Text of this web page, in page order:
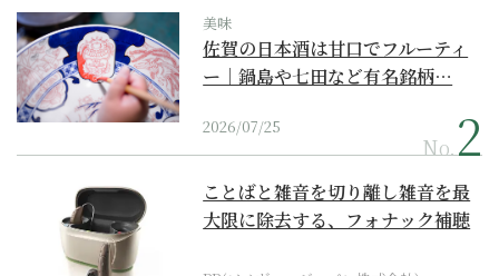
美味
佐賀の日本酒は甘口でフルーティ
ー｜鍋島や七田など有名銘柄…
2026/07/25
No.
ことばと雑音を切り離し雑音を最
大限に除去する、フォナック補聴